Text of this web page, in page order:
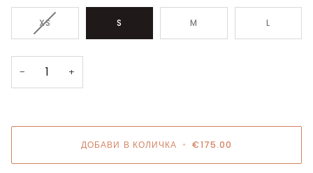
XSВАРИАЦИЯТА
НЕ
Е
НАЛИЧНА
S M L
− +
ДОБАВИ В КОЛИЧКА • €175.00